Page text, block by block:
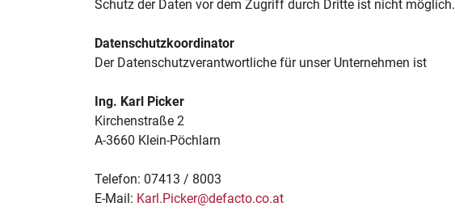
Schutz der Daten vor dem Zugriff durch Dritte ist nicht möglich.
Datenschutzkoordinator
Der Datenschutzverantwortliche für unser Unternehmen ist
Ing. Karl Picker
Kirchenstraße 2
A-3660 Klein-Pöchlarn
Telefon: 07413 / 8003
E-Mail: Karl.Picker@defacto.co.at